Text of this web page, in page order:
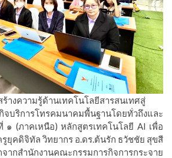
างความรู้ด้านเทคโนโลยีสารสนเทศสู่
ริการโทรคมนาคมพื้นฐานโดยทั่วถึงและ
๑ (ภาคเหนือ) หลักสูตรเทคโนโลยี AI เพื่อ
ยุคดิจิทัล วิทยากร อ.ดร.ต้นรัก ธวัชชัย สุขสี
สำนักงานคณะกรรมการกิจการกระจาย